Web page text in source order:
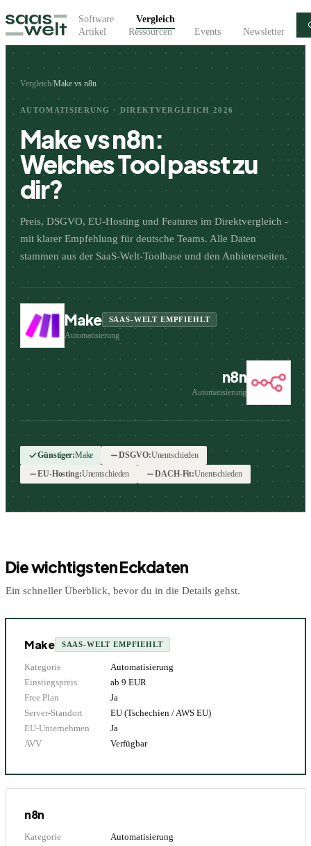
Software
Vergleich
Artikel
Ressourcen Events Newsletter
Vergleich/Makevs n8n
AUTOMATISIERUNG · DIREKTVERGLEICH 2026
Makevsn8n:
Welches Tool passt zu
dir?
Preis, DSGVO, EU-Hosting und Features im Direktvergleich -
mit klarer Empfehlung für deutsche Teams. Alle Daten
stammen aus der SaaS-Welt-Toolbase und den Anbieterseiten.
Make SAAS-WELT EMPFIEHLT
Automatisierung
n8n
Automatisierung
Günstiger:Make DSGVO:Unentschieden
EU-Hosting:Unentschieden DACH-Fit:Unentschieden
Die wichtigsten Eckdaten
Ein schneller Überblick, bevor du in die Details gehst.
Make SAAS-WELT EMPFIEHLT
Kategorie
Automatisierung
Einstiegspreis
ab 9 EUR
Free Plan
Ja
Server-Standort
EU (Tschechien / AWS EU)
EU-Unternehmen
Ja
AVV
Verfügbar
n8n
Kategorie
Automatisierung